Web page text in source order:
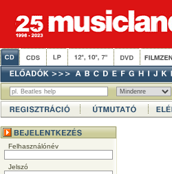
Felhasználónév
Jelszó